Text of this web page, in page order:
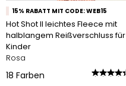
15% RABATT MIT CODE: WEB15
Hot Shot II leichtes Fleece mit
halblangem Reißverschluss für
Kinder
Rosa
18 Farben